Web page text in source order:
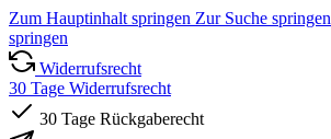
Zum Hauptinhalt springen Zur Suche springen
springen
Widerrufsrecht
30 Tage Widerrufsrecht
30 Tage Rückgaberecht